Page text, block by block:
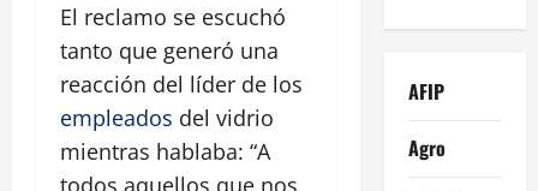
El reclamo se escuchó
tanto que generó una
reacción del líder de los
empleados del vidrio
mientras hablaba: “A
todos aquellos que nos
AFIP
Agro